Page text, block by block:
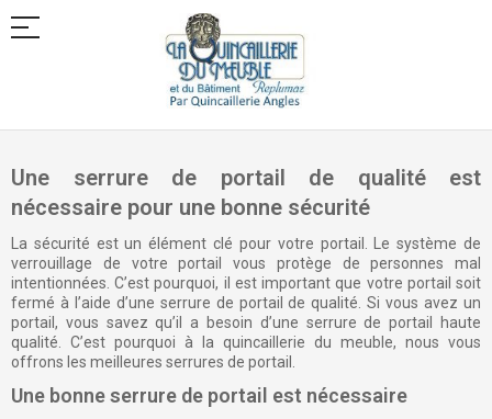
Allez
Une serrure de portail de qualité est
nécessaire pour une bonne sécurité
La sécurité est un élément clé pour votre portail. Le système de
verrouillage de votre portail vous protège de personnes mal
intentionnées. C’est pourquoi, il est important que votre portail soit
fermé à l’aide d’une serrure de portail de qualité. Si vous avez un
portail, vous savez qu’il a besoin d’une serrure de portail haute
qualité. C’est pourquoi à la quincaillerie du meuble, nous vous
offrons les meilleures serrures de portail.
Une bonne serrure de portail est nécessaire